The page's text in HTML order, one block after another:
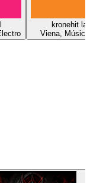
kronehit
Viena,